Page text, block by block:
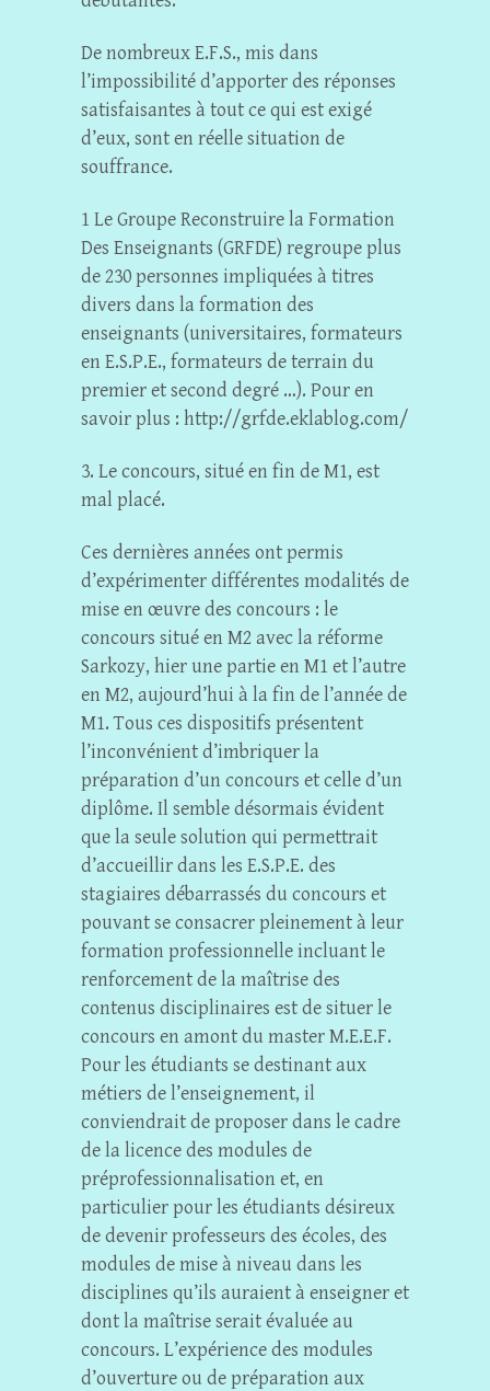
De nombreux E.F.S., mis dans
l’impossibilité d’apporter des réponses
satisfaisantes à tout ce qui est exigé
d’eux, sont en réelle situation de
souffrance.
1 Le Groupe Reconstruire la Formation
Des Enseignants (GRFDE) regroupe plus
de 230 personnes impliquées à titres
divers dans la formation des
enseignants (universitaires, formateurs
en E.S.P.E., formateurs de terrain du
premier et second degré …). Pour en
savoir plus : http://grfde.eklablog.com/
3. Le concours, situé en fin de M1, est
mal placé.
Ces dernières années ont permis
d’expérimenter différentes modalités de
mise en œuvre des concours : le
concours situé en M2 avec la réforme
Sarkozy, hier une partie en M1 et l’autre
en M2, aujourd’hui à la fin de l’année de
M1. Tous ces dispositifs présentent
l’inconvénient d’imbriquer la
préparation d’un concours et celle d’un
diplôme. Il semble désormais évident
que la seule solution qui permettrait
d’accueillir dans les E.S.P.E. des
stagiaires débarrassés du concours et
pouvant se consacrer pleinement à leur
formation professionnelle incluant le
renforcement de la maîtrise des
contenus disciplinaires est de situer le
concours en amont du master M.E.E.F.
Pour les étudiants se destinant aux
métiers de l’enseignement, il
conviendrait de proposer dans le cadre
de la licence des modules de
préprofessionnalisation et, en
particulier pour les étudiants désireux
de devenir professeurs des écoles, des
modules de mise à niveau dans les
disciplines qu’ils auraient à enseigner et
dont la maîtrise serait évaluée au
concours. L’expérience des modules
d’ouverture ou de préparation aux